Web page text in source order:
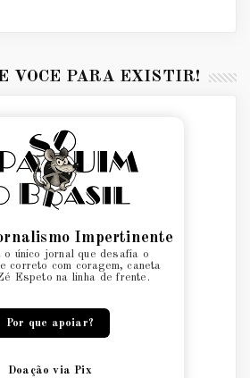
VOCÊ PARA EXISTIR!
Impertinente
o único jornal que desafia o
correto com coragem, caneta
Espeto na linha de frente.
Por que apoiar?
Doação via Pix